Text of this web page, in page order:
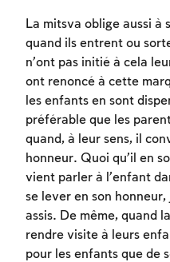
La mitsva oblige aussi à
quand ils entrent ou
n’ont pas initié à cela
ont renoncé à cette
les enfants en sont
préférable que les
quand, à leur sens, il
honneur. Quoi qu’il en
vient parler à l’enfant
se lever en son
assis. De même, quand
rendre visite à leurs
pour les enfants que de